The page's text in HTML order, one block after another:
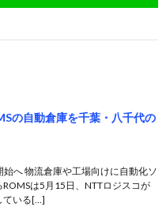
の自動倉庫を千葉・八千代の
へ 物流倉庫や工場向けに自動化ソ
は5月15日、NTTロジスコが
ている[…]